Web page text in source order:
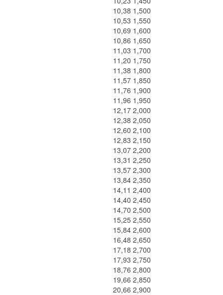
10,38 1,500
10,53 1,550
10,69 1,600
10,86 1,650
11,03 1,700
11,20 1,750
11,38 1,800
11,57 1,850
11,76 1,900
11,96 1,950
12,17 2,000
12,38 2,050
12,60 2,100
12,83 2,150
13,07 2,200
13,31 2,250
13,57 2,300
13,84 2,350
14,11 2,400
14,40 2,450
14,70 2,500
15,25 2,550
15,84 2,600
16,48 2,650
17,18 2,700
17,93 2,750
18,76 2,800
19,66 2,850
20,66 2,900